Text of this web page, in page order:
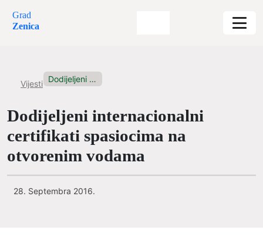
Grad
Zenica
Vijesti Dodijeljeni internacionalni certifikati spasiocima na...
Dodijeljeni internacionalni
certifikati spasiocima na
otvorenim vodama
28. Septembra 2016.